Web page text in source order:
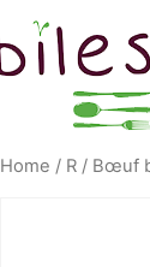
Home / R / Bœuf